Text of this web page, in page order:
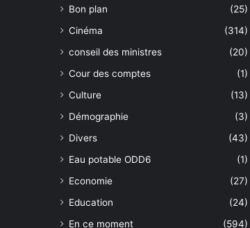
Bon plan
(25)
Cinéma
(314)
conseil des ministres
(20)
Cour des comptes
(1)
Culture
(13)
Démographie
(3)
Divers
(43)
Eau potable ODD6
(1)
Economie
(27)
Education
(24)
En ce moment
(594)